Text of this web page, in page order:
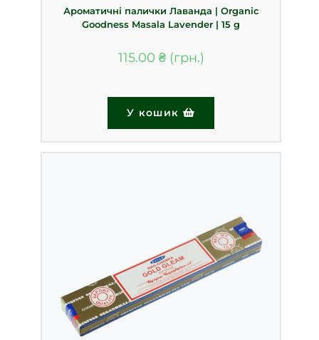
Ароматичні палички Лаванда | Organic
Goodness Masala Lavender | 15 g
115.00 ₴
У кошик